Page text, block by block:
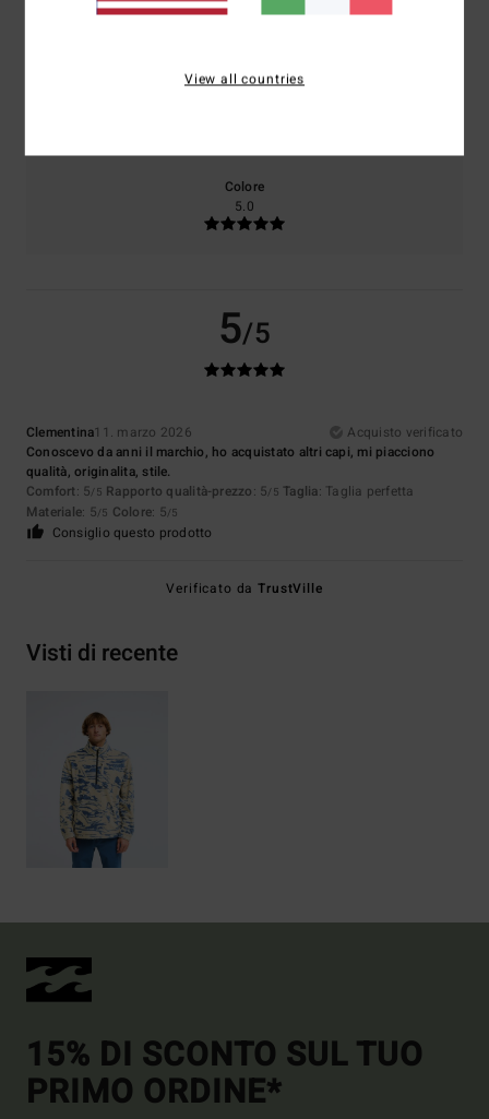
5.0
Colore
5.0
5/5
Clementina11. marzo 2026
Acquisto verificato
Conoscevo da anni il marchio, ho acquistato altri capi, mi piacciono
qualità, originalita, stile.
Comfort: 5/5 Rapporto qualità-prezzo: 5/5 Taglia: Taglia perfetta
Materiale: 5/5 Colore: 5/5
Consiglio questo prodotto
Verificato daTrustVille
Visti di recente
15% DI SCONTO SUL TUO
PRIMO ORDINE*
View all countries